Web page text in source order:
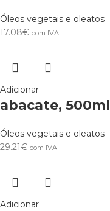
Óleos vegetais e oleatos
17.08€ com IVA
Adicionar
abacate, 500ml
Óleos vegetais e oleatos
29.21€ com IVA
Adicionar